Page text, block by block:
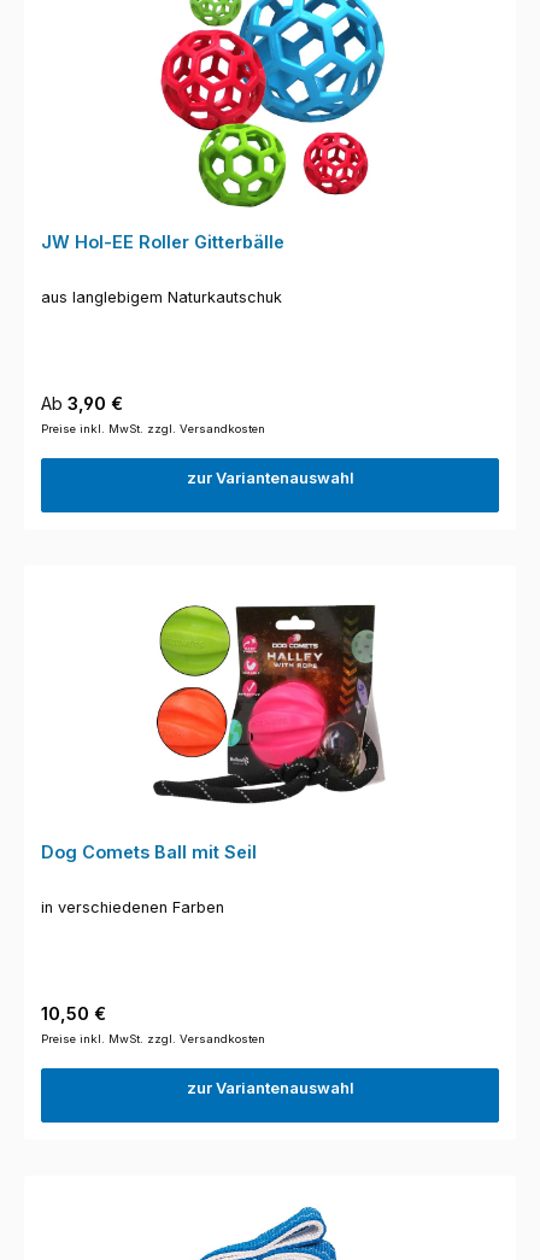
JW Hol-EE Roller Gitterbälle
aus langlebigem Naturkautschuk
Regulärer Preis:
Ab 3,90 €
Preise inkl. MwSt. zzgl. Versandkosten
zur Variantenauswahl
Dog Comets Ball mit Seil
in verschiedenen Farben
Regulärer Preis:
10,50 €
Preise inkl. MwSt. zzgl. Versandkosten
zur Variantenauswahl